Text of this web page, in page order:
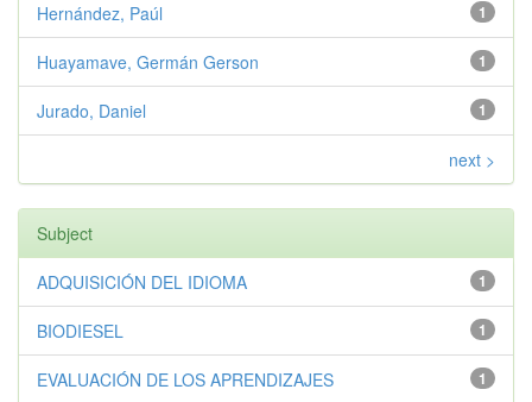
1
Hernández, Paúl
1
Huayamave, Germán Gerson
1
Jurado, Daniel
next >
Subject
1
ADQUISICIÓN DEL IDIOMA
1
BIODIESEL
1
EVALUACIÓN DE LOS APRENDIZAJES